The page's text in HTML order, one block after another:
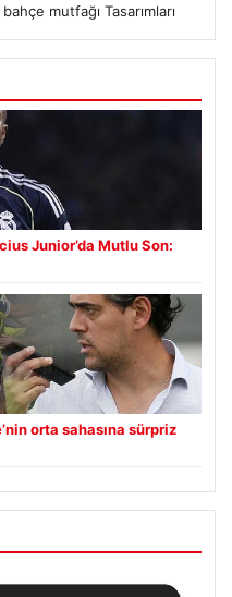
mutfağı Tasarımları
Junior’da Mutlu Son:
orta sahasına sürpriz